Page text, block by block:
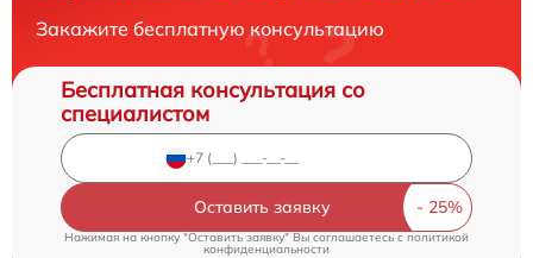
Закажите бесплатную консультацию
Бесплатная консультация со
специалистом
Оставить заявку
Нажимая на кнопку "Оставить заявку" Вы соглашаетесь cполитикой
конфиденциальности